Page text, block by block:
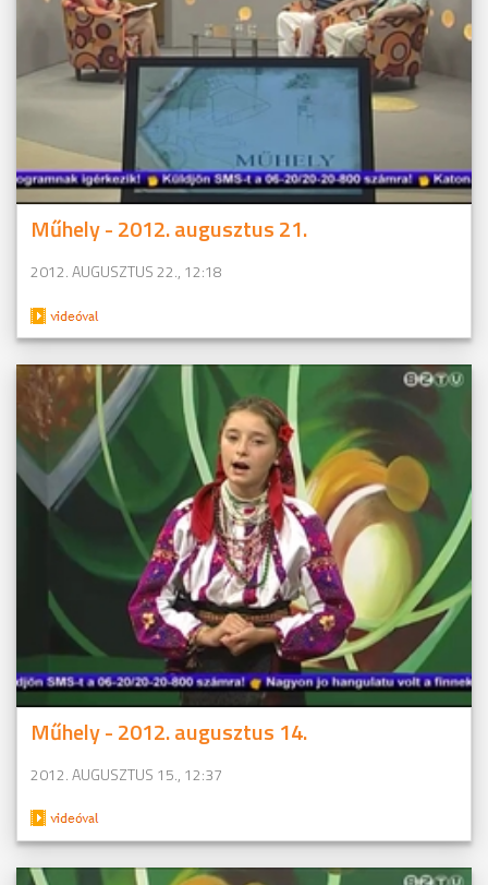
Műhely - 2012. augusztus 21.
2012. AUGUSZTUS 22., 12:18
Műhely - 2012. augusztus 14.
2012. AUGUSZTUS 15., 12:37